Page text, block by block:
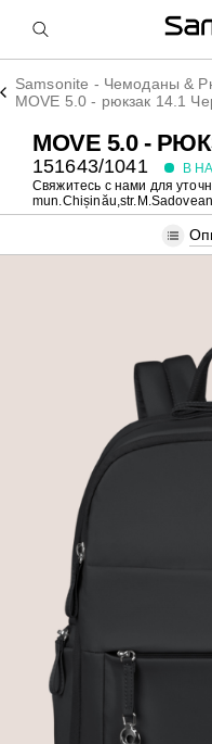
Samsonite - Чемоданы &
MOVE 5.0 - рюкзак 14.1
MOVE 5.0 -
151643/1041 В
Свяжитесь с нами для